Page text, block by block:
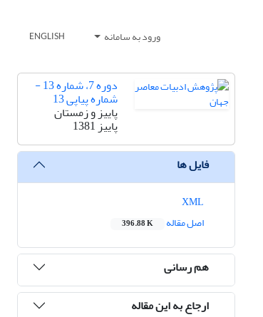
ورود به سامانه ENGLISH
دوره 7، شماره 13 -
شماره پیاپی 13
پاییز و زمستان
پاییز 1381
فایل ها
اصل مقاله
396.88 K
هم رسانی
ارجاع به این مقاله